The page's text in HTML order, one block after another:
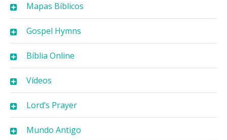
Mapas Bíblicos
Gospel Hymns
Bíblia Online
Vídeos
Lord’s Prayer
Mundo Antigo